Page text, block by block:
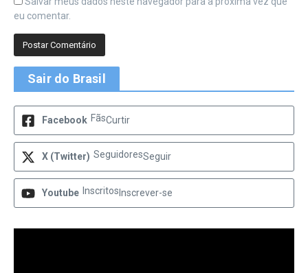
eu comentar.
Sair do Brasil
Facebook FãsCurtir
X (Twitter) SeguidoresSeguir
Youtube Inscritos Inscrever-se